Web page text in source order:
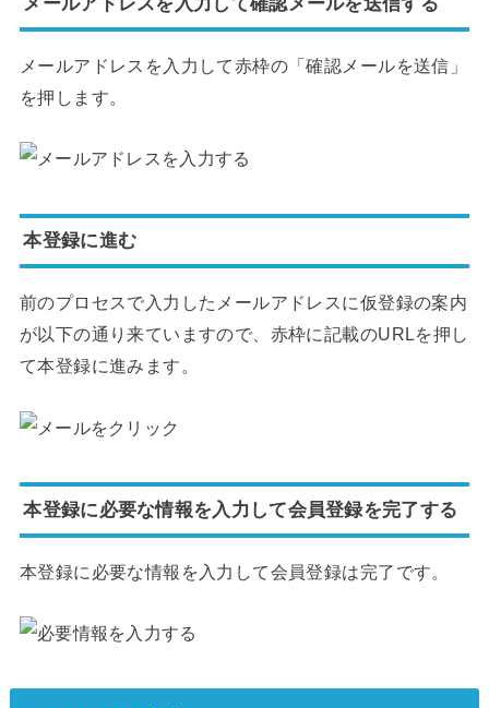
メールアドレスを入力して赤枠の「確認メールを送信」
を押します。
本登録に進む
前のプロセスで入力したメールアドレスに仮登録の案内
が以下の通り来ていますので、赤枠に記載のURLを押し
て本登録に進みます。
本登録に必要な情報を入力して会員登録を完了する
本登録に必要な情報を入力して会員登録は完了です。